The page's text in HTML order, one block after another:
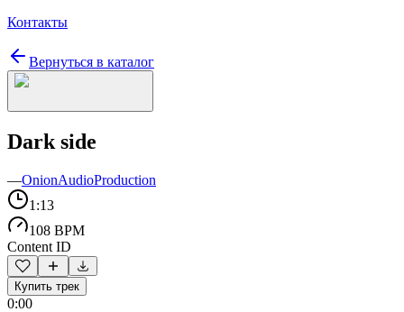
Контакты
Вернуться в каталог
Dark side
—OnionAudioProduction
1:13
108 BPM
Content ID
Купить трек
0:00